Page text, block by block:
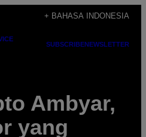
+ BAHASA INDONESIA
SUBSCRIBENEWSLETTER
Ambyar,
yang